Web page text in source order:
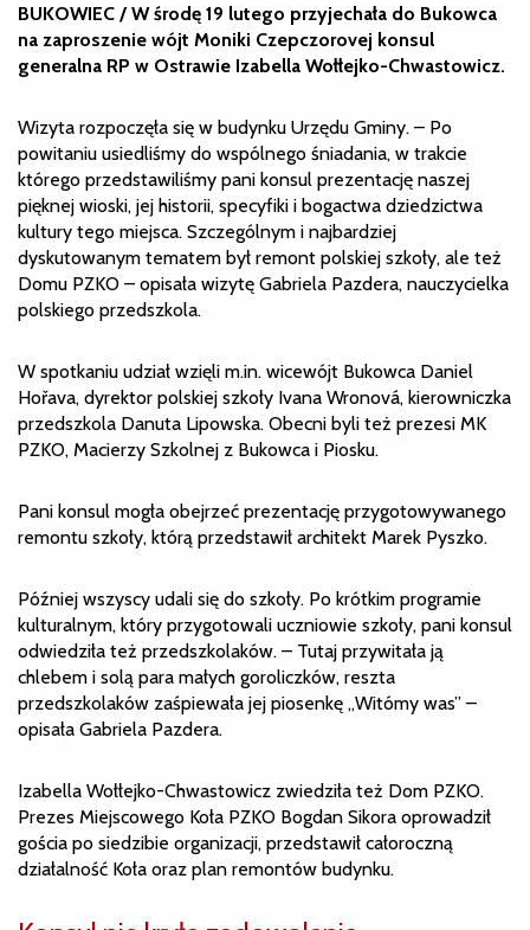
BUKOWIEC / W środę 19 lutego przyjechała do Bukowca
na zaproszenie wójt Moniki Czepczorovej konsul
generalna RP w Ostrawie Izabella Wołłejko-Chwastowicz.
Wizyta rozpoczęła się w budynku Urzędu Gminy. – Po
powitaniu usiedliśmy do wspólnego śniadania, w trakcie
którego przedstawiliśmy pani konsul prezentację naszej
pięknej wioski, jej historii, specyfiki i bogactwa dziedzictwa
kultury tego miejsca. Szczególnym i najbardziej
dyskutowanym tematem był remont polskiej szkoły, ale też
Domu PZKO – opisała wizytę Gabriela Pazdera, nauczycielka
polskiego przedszkola.
W spotkaniu udział wzięli m.in. wicewójt Bukowca Daniel
Hořava, dyrektor polskiej szkoły Ivana Wronová, kierowniczka
przedszkola Danuta Lipowska. Obecni byli też prezesi MK
PZKO, Macierzy Szkolnej z Bukowca i Piosku.
Pani konsul mogła obejrzeć prezentację przygotowywanego
remontu szkoły, którą przedstawił architekt Marek Pyszko.
Później wszyscy udali się do szkoły. Po krótkim programie
kulturalnym, który przygotowali uczniowie szkoły, pani konsul
odwiedziła też przedszkolaków. – Tutaj przywitała ją
chlebem i solą para małych goroliczków, reszta
przedszkolaków zaśpiewała jej piosenkę „Witómy was” –
opisała Gabriela Pazdera.
Izabella Wołłejko-Chwastowicz zwiedziła też Dom PZKO.
Prezes Miejscowego Koła PZKO Bogdan Sikora oprowadził
gościa po siedzibie organizacji, przedstawił całoroczną
działalność Koła oraz plan remontów budynku.